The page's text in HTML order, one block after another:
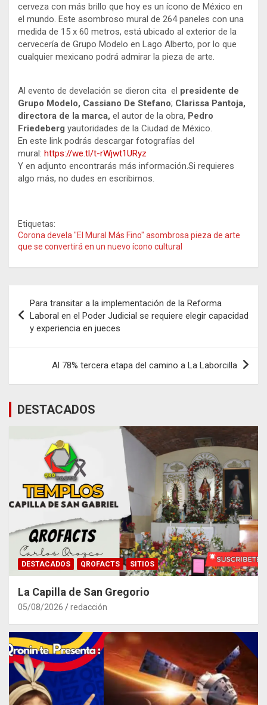
cerveza con más brillo que hoy es un ícono de México en
el mundo. Este asombroso mural de 264 paneles con una
medida de 15 x 60 metros, está ubicado al exterior de la
cervecería de Grupo Modelo en Lago Alberto, por lo que
cualquier mexicano podrá admirar la pieza de arte.
Al evento de develación se dieron cita el presidente de
Grupo Modelo, Cassiano De Stefano; Clarissa Pantoja,
directora de la marca, el autor de la obra, Pedro
Friedeberg yautoridades de la Ciudad de México.
En este link podrás descargar fotografías del
mural: https://we.tl/t-rWjwt1URyz
Y en adjunto encontrarás más información.Si requieres
algo más, no dudes en escribirnos.
Etiquetas:
Corona devela "El Mural Más Fino" asombrosa pieza de arte
que se convertirá en un nuevo ícono cultural
de
entradas
Para transitar a la implementación de la Reforma
Laboral en el Poder Judicial se requiere elegir capacidad
y experiencia en jueces
Al 78% tercera etapa del camino a La Laborcilla
DESTACADOS
DESTACADOS QROFACTS SITIOS
La Capilla de San Gregorio
05/08/2026 redacción